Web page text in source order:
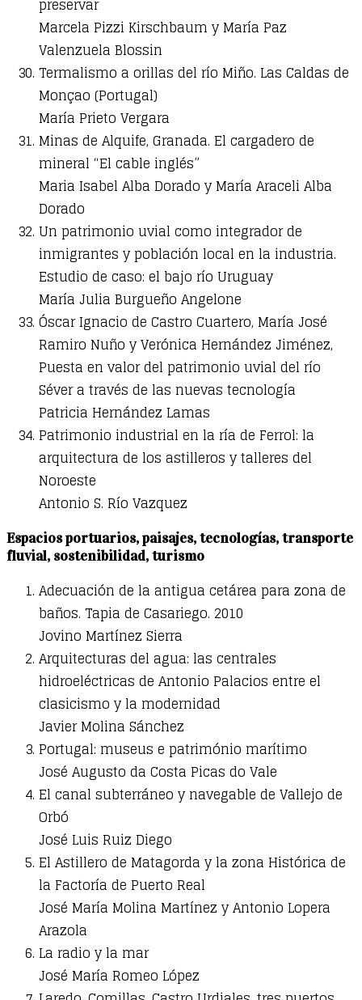
preservar
Marcela Pizzi Kirschbaum y María Paz
Valenzuela Blossin
Termalismo a orillas del río Miño. Las Caldas de
Monçao (Portugal)
María Prieto Vergara
Minas de Alquife, Granada. El cargadero de
mineral “El cable inglés”
Maria Isabel Alba Dorado y María Araceli Alba
Dorado
Un patrimonio uvial como integrador de
inmigrantes y población local en la industria.
Estudio de caso: el bajo río Uruguay
María Julia Burgueño Angelone
Óscar Ignacio de Castro Cuartero, María José
Ramiro Nuño y Verónica Hernández Jiménez,
Puesta en valor del patrimonio uvial del río
Séver a través de las nuevas tecnología
Patricia Hernández Lamas
Patrimonio industrial en la ría de Ferrol: la
arquitectura de los astilleros y talleres del
Noroeste
Antonio S. Río Vazquez
Espacios portuarios, paisajes, tecnologías, transporte
fluvial, sostenibilidad, turismo
Adecuación de la antigua cetárea para zona de
baños. Tapia de Casariego. 2010
Jovino Martínez Sierra
Arquitecturas del agua: las centrales
hidroeléctricas de Antonio Palacios entre el
clasicismo y la modernidad
Javier Molina Sánchez
Portugal: museus e património marítimo
José Augusto da Costa Picas do Vale
El canal subterráneo y navegable de Vallejo de
Orbó
José Luis Ruiz Diego
El Astillero de Matagorda y la zona Histórica de
la Factoría de Puerto Real
José María Molina Martínez y Antonio Lopera
Arazola
La radio y la mar
José María Romeo López